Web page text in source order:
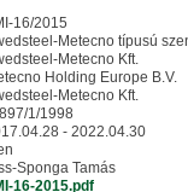
16/2015
Metecno típusú
Metecno Kft.
Holding Europe B.V.
Metecno Kft.
1/1998
- 2022.04.30
Sponga Tamás
16-2015.pdf